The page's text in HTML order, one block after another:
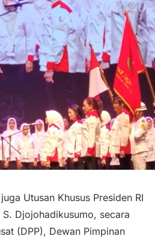
Utusan Khusus Presiden RI
Djojohadikusumo, secara
(DPP), Dewan Pimpinan